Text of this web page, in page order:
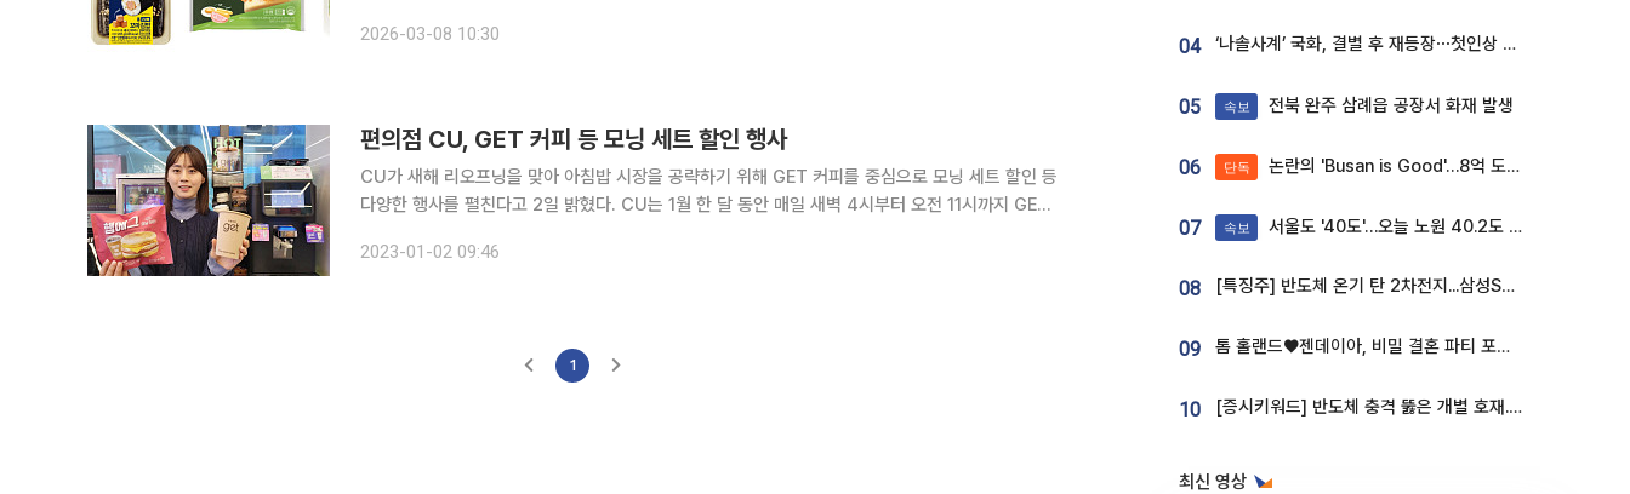
동 중에 간편하게 식사를 해결하려는 수요를 겨
2026-03-08 10:30
편의점 CU, GET 커피 등 모닝 세트 할인 행사
CU가 새해 리오프닝을 맞아 아침밥 시장을 공략하기 위해 GET 커피를 중심으로 모닝 세트 할인 등
다양한 행사를 펼친다고 2일 밝혔다. CU는 1월 한 달 동안 매일 새벽 4시부터 오전 11시까지 GET
2023-01-02 09:46
1
04 ‘나솔사계’ 국화, 결별 후 재등장⋯첫인상 투표 휩쓸고 ‘인기녀’ 등극
05 속보 전북 완주 삼례읍 공장서 화재 발생
06 단독 논란의 'Busan is Good'…8억 도시브랜드, 용산 대통령실 CI 업체가 수행
07 속보 서울도 '40도'…오늘 노원 40.2도 기록
08 [특징주] 반도체 온기 탄 2차전지...삼성SDI, 장 초반 7% 넘게 껑충
09 톰 홀랜드♥젠데이아, 비밀 결혼 파티 포착⋯호텔 대관비만 9억
10 [증시키워드] 반도체 충격 뚫은 개별 호재...포스코퓨처엠·에코프로·한화솔루션 '눈길'
최신 영상